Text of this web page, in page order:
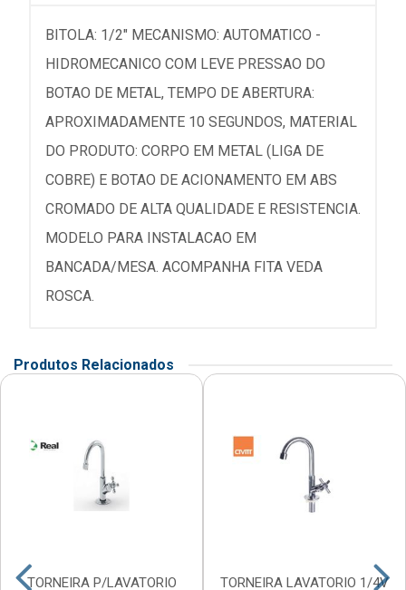
BITOLA: 1/2" MECANISMO: AUTOMATICO -
HIDROMECANICO COM LEVE PRESSAO DO
BOTAO DE METAL, TEMPO DE ABERTURA:
APROXIMADAMENTE 10 SEGUNDOS, MATERIAL
DO PRODUTO: CORPO EM METAL (LIGA DE
COBRE) E BOTAO DE ACIONAMENTO EM ABS
CROMADO DE ALTA QUALIDADE E RESISTENCIA.
MODELO PARA INSTALACAO EM
BANCADA/MESA. ACOMPANHA FITA VEDA
ROSCA.
Produtos Relacionados
TORNEIRA P/LAVATORIO TORNEIRA LAVATORIO 1/4V